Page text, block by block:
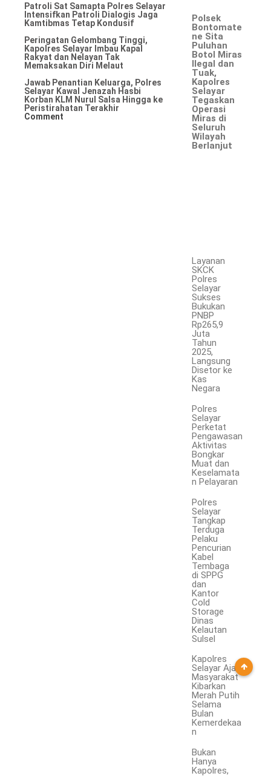
Patroli Sat Samapta Polres Selayar
Intensifkan Patroli Dialogis Jaga
Kamtibmas Tetap Kondusif
Peringatan Gelombang Tinggi,
Kapolres Selayar Imbau Kapal
Rakyat dan Nelayan Tak
Memaksakan Diri Melaut
Jawab Penantian Keluarga, Polres
Selayar Kawal Jenazah Hasbi
Korban KLM Nurul Salsa Hingga ke
Peristirahatan Terakhir
Comment
Polsek
Bontomate
ne Sita
Puluhan
Botol Miras
Ilegal dan
Tuak,
Kapolres
Selayar
Tegaskan
Operasi
Miras di
Seluruh
Wilayah
Berlanjut
Layanan
SKCK
Polres
Selayar
Sukses
Bukukan
PNBP
Rp265,9
Juta
Tahun
2025,
Langsung
Disetor ke
Kas
Negara
Polres
Selayar
Perketat
Pengawasan
Aktivitas
Bongkar
Muat dan
Keselamata
n Pelayaran
Polres
Selayar
Tangkap
Terduga
Pelaku
Pencurian
Kabel
Tembaga
di SPPG
dan
Kantor
Cold
Storage
Dinas
Kelautan
Sulsel
Kapolres
Selayar Ajak
Masyarakat
Kibarkan
Merah Putih
Selama
Bulan
Kemerdekaa
n
Bukan
Hanya
Kapolres,